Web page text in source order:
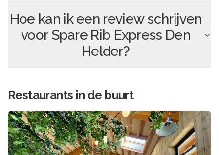
Hoe kan ik een review schrijven
voor Spare Rib Express Den
Helder?
Restaurants in de buurt